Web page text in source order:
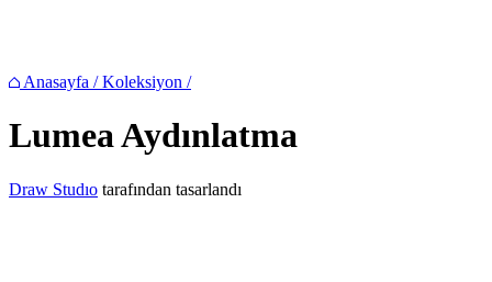
Anasayfa / Koleksiyon /
LumeaAydınlatma
Draw Studıo tarafından tasarlandı